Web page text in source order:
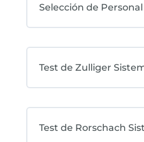
Selección de Personal
Test de Zulliger
Test de Rorschach